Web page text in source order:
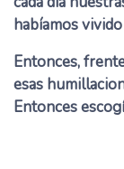
habíamos
Entonces,
esas
Entonces